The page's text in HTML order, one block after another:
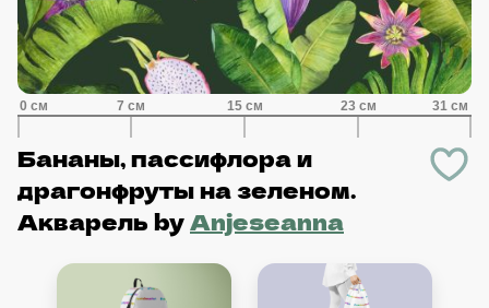
Бананы, пассифлора и
драгонфруты на зеленом.
Акварель byAnjeseanna